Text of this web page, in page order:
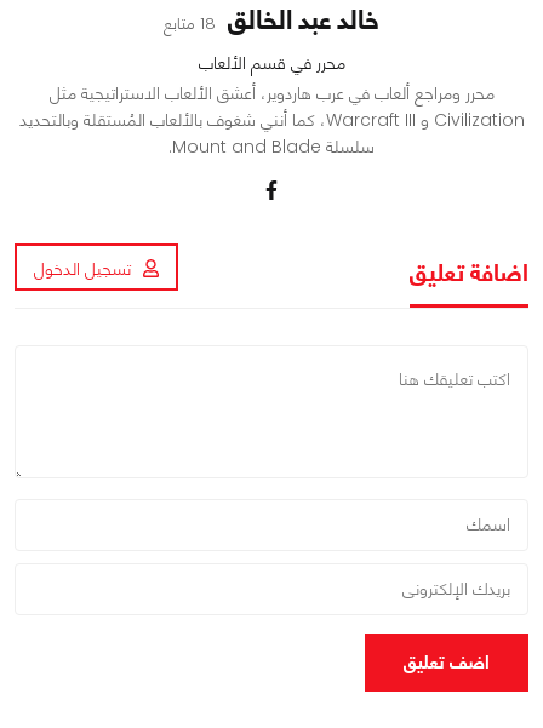
خالد عبد الخالق 18 متابع
محرر في قسم الألعاب
محرر ومراجع ألعاب في عرب هاردوير، أعشق الألعاب الاستراتيجية مثل
Civilization و Warcraft III، كما أنني شغوف بالألعاب المُستقلة وبالتحديد
سلسلة Mount and Blade.
اضافة تعليق تسجيل الدخول
اضف تعليق